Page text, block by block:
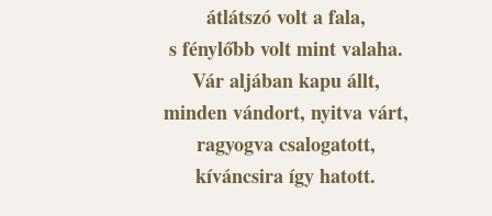
átlátszó volt a fala,
s fénylőbb volt mint valaha.
Vár aljában kapu állt,
minden vándort, nyitva várt,
ragyogva csalogatott,
kíváncsira így hatott.